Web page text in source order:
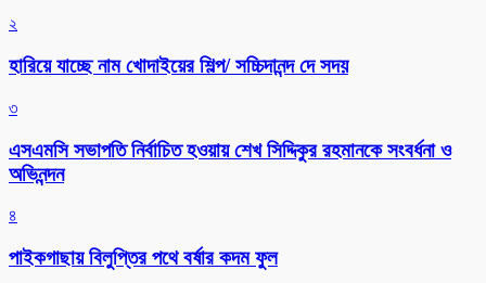
২
হারিয়ে যাচ্ছে নাম খোদাইয়ের শিল্প/ সচ্চিদানন্দ দে সদয়
৩
এসএমসি সভাপতি নির্বাচিত হওয়ায় শেখ সিদ্দিকুর রহমানকে সংবর্ধনা ও
অভিনন্দন
৪
পাইকগাছায় বিলুপ্তির পথে বর্ষার কদম ফুল